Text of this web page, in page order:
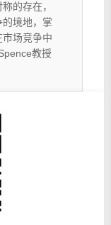
的存在，
境地，掌
场竞争中
教授